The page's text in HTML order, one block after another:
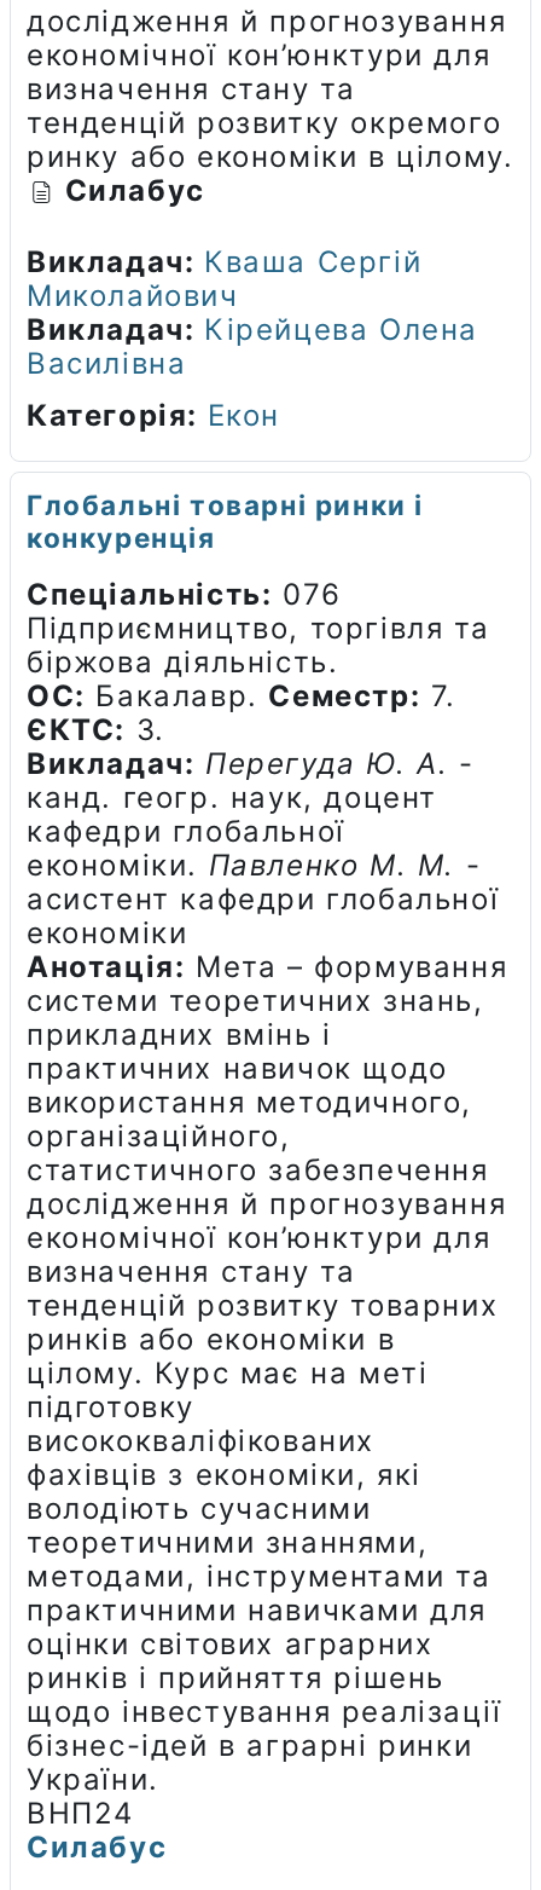
дослідження й прогнозування
економічної кон’юнктури для
визначення стану та
тенденцій розвитку окремого
ринку або економіки в цілому.
Силабус
Викладач: Кваша Сергій
Миколайович
Викладач: Кірейцева Олена
Василівна
Категорія: Екон
Глобальні товарні ринки і
конкуренція
Спеціальність: 076
Підприємництво, торгівля та
біржова діяльність.
ОС: Бакалавр. Семестр: 7.
ЄКТС: 3.
Викладач: Перегуда Ю. А. -
канд. геогр. наук, доцент
кафедри глобальної
економіки. Павленко М. М. -
асистент кафедри глобальної
економіки
Анотація: Мета – формування
системи теоретичних знань,
прикладних вмінь і
практичних навичок щодо
використання методичного,
організаційного,
статистичного забезпечення
дослідження й прогнозування
економічної кон’юнктури для
визначення стану та
тенденцій розвитку товарних
ринків або економіки в
цілому. Курс має на меті
підготовку
висококваліфікованих
фахівців з економіки, які
володіють сучасними
теоретичними знаннями,
методами, інструментами та
практичними навичками для
оцінки світових аграрних
ринків і прийняття рішень
щодо інвестування реалізації
бізнес-ідей в аграрні ринки
України.
ВНП24
Силабус